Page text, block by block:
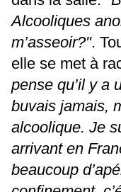
Alcooliques
m’asseoir?".
elle se met à
pense qu’il y a
buvais jamais,
alcoolique. Je
arrivant en
beaucoup